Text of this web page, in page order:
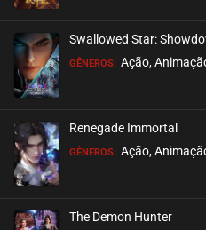
EPISÓDIO 16
agosto 28, 2020
EPISÓDIO 15
agosto 28, 2020
Swallowed Star:
GÊNEROS: Ação,
Renegade Immortal
GÊNEROS: Ação,
The Demon Hunter